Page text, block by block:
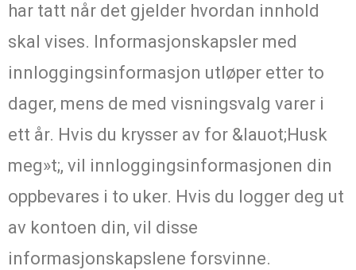
har tatt når det gjelder hvordan innhold
skal vises. Informasjonskapsler med
innloggingsinformasjon utløper etter to
dager, mens de med visningsvalg varer i
ett år. Hvis du krysser av for &lauot;Husk
meg»t;, vil innloggingsinformasjonen din
oppbevares i to uker. Hvis du logger deg ut
av kontoen din, vil disse
informasjonskapslene forsvinne.